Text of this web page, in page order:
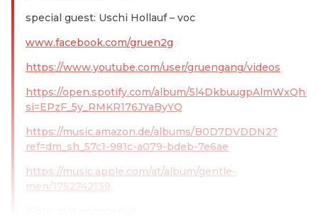
special guest: Uschi Hollauf – voc
www.facebook.com/gruen2g
https://www.youtube.com/user/gruengang/videos
https://open.spotify.com/album/
si=EPzF_5y_RMKR176JYaByYQ
https://music.amazon.de/albums/B0D7DVDDN2?
ref=dm_sh_57c1-981c-a079-bdeb-7e6ae
https://music.apple.com/at/album/gentle-
men/1752742139